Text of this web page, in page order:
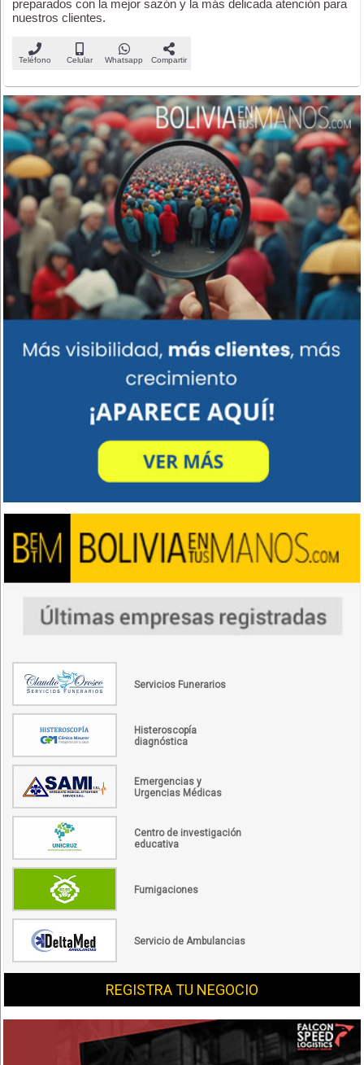
preparados con la mejor sazón y la más delicada atención para
nuestros clientes.
Teléfono Celular Whatsapp Compartir
Servicios Funerarios
Histeroscopía
diagnóstica
Emergencias y
Urgencias Médicas
Centro de investigación
educativa
Fumigaciones
Servicio de Ambulancias
REGISTRA TU NEGOCIO